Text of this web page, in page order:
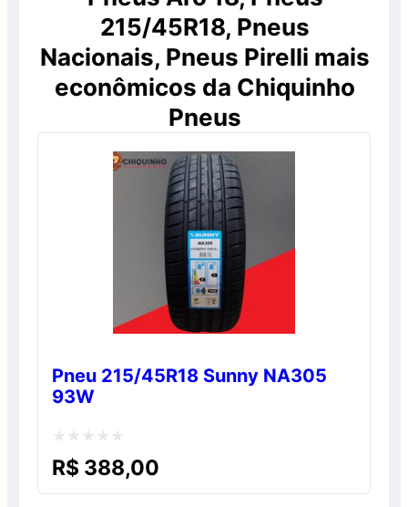
215/45R18, Pneus
Nacionais, Pneus Pirelli mais
econômicos da Chiquinho
Pneus
Pneu 215/45R18 Sunny NA305
93W
Avaliação
R$ 388,00